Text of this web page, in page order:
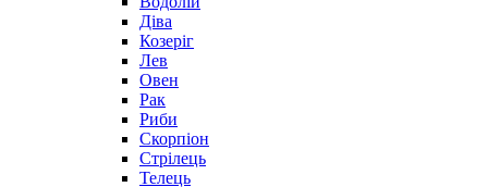
Діва
Козеріг
Лев
Овен
Рак
Риби
Скорпіон
Стрілець
Телець